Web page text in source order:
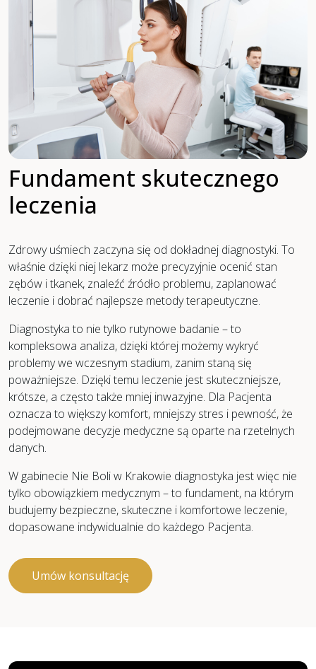
Fundament skutecznego
leczenia
Zdrowy uśmiech zaczyna się od dokładnej diagnostyki. To
właśnie dzięki niej lekarz może precyzyjnie ocenić stan
zębów i tkanek, znaleźć źródło problemu, zaplanować
leczenie i dobrać najlepsze metody terapeutyczne.
Diagnostyka to nie tylko rutynowe badanie – to
kompleksowa analiza, dzięki której możemy wykryć
problemy we wczesnym stadium, zanim staną się
poważniejsze. Dzięki temu leczenie jest skuteczniejsze,
krótsze, a często także mniej inwazyjne. Dla Pacjenta
oznacza to większy komfort, mniejszy stres i pewność, że
podejmowane decyzje medyczne są oparte na rzetelnych
danych.
W gabinecie Nie Boli w Krakowie diagnostyka jest więc nie
tylko obowiązkiem medycznym – to fundament, na którym
budujemy bezpieczne, skuteczne i komfortowe leczenie,
dopasowane indywidualnie do każdego Pacjenta.
Umów konsultację